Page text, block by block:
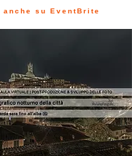
anche su EventBrite